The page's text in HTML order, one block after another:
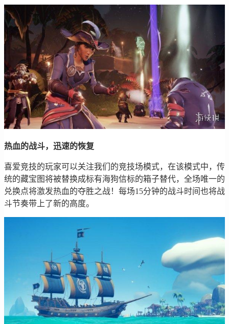
热血的战斗，迅速的恢复
喜爱竞技的玩家可以关注我们的竞技场模式，在该模式中，传
统的藏宝图将被替换成标有海狗信标的箱子替代，全场唯一的
兑换点将激发热血的夺胜之战！每场15分钟的战斗时间也将战
斗节奏带上了新的高度。